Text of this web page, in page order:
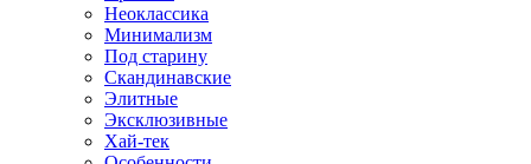
Неоклассика
Минимализм
Под старину
Скандинавские
Элитные
Эксклюзивные
Хай-тек